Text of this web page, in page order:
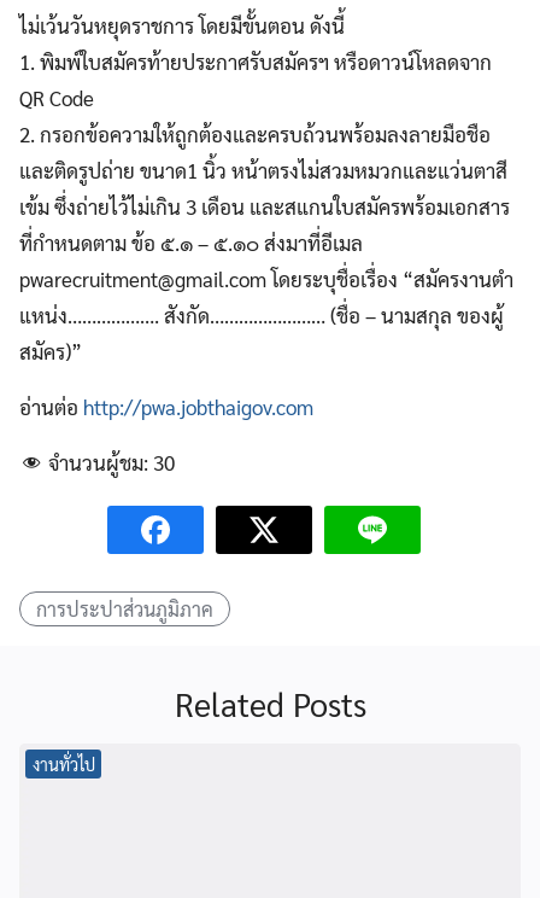
ไม่เว้นวันหยุดราชการ โดยมีขั้นตอน ดังนี้
1. พิมพ์ใบสมัครท้ายประกาศรับสมัครฯ หรือดาวน์โหลดจาก
QR Code
2. กรอกข้อความให้ถูกต้องและครบถ้วนพร้อมลงลายมือชือ
และติดรูปถ่าย ขนาด1 นิ้ว หน้าตรงไม่สวมหมวกและแว่นตาสี
เข้ม ซึ่งถ่ายไว้ไม่เกิน 3 เดือน และสแกนใบสมัครพร้อมเอกสาร
ที่กําหนดตาม ข้อ ๕.๑ – ๕.๑๐ ส่งมาที่อีเมล
pwarecruitment@gmail.comโดยระบุชื่อเรื่อง “สมัครงานตํา
แหน่ง………………. สังกัด…………………… (ชื่อ – นามสกุล ของผู้
สมัคร)”
อ่านต่อ http://pwa.jobthaigov.com
จำนวนผู้ชม: 30
การประปาส่วนภูมิภาค
Related Posts
งานทั่วไป